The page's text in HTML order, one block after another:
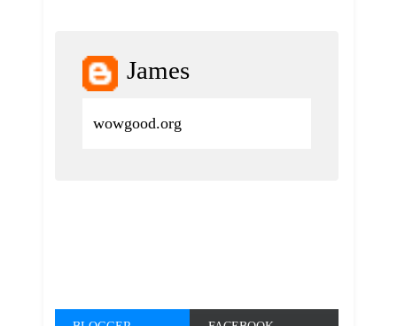
James
wowgood.org